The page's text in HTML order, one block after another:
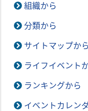
組織から
分類から
サイトマップから
ライフイベント
ランキングから
イベントカレン